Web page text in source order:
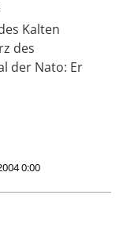
Kalten
des
der Nato: Er
0:00